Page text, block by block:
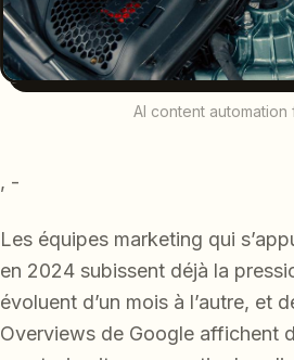
AI content
, -
Les équipes marketing qui
en 2024 subissent déjà la
évoluent d’un mois à l’autre, et
Overviews de Google affichent